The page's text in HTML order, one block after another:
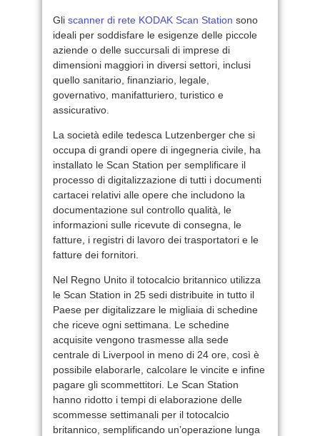
Gli scanner di rete KODAK Scan Station sono
ideali per soddisfare le esigenze delle piccole
aziende o delle succursali di imprese di
dimensioni maggiori in diversi settori, inclusi
quello sanitario, finanziario, legale,
governativo, manifatturiero, turistico e
assicurativo.
La società edile tedesca Lutzenberger che si
occupa di grandi opere di ingegneria civile, ha
installato le Scan Station per semplificare il
processo di digitalizzazione di tutti i documenti
cartacei relativi alle opere che includono la
documentazione sul controllo qualità, le
informazioni sulle ricevute di consegna, le
fatture, i registri di lavoro dei trasportatori e le
fatture dei fornitori.
Nel Regno Unito il totocalcio britannico utilizza
le Scan Station in 25 sedi distribuite in tutto il
Paese per digitalizzare le migliaia di schedine
che riceve ogni settimana. Le schedine
acquisite vengono trasmesse alla sede
centrale di Liverpool in meno di 24 ore, così è
possibile elaborarle, calcolare le vincite e infine
pagare gli scommettitori. Le Scan Station
hanno ridotto i tempi di elaborazione delle
scommesse settimanali per il totocalcio
britannico, semplificando un’operazione lunga